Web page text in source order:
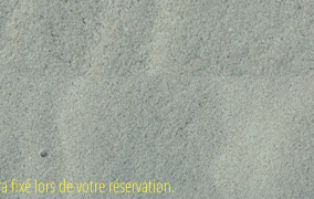
fixé lors de votre réservation.